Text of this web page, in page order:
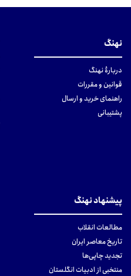
نهنگ
دربارهٔ نهنگ
قوانین و مقررات
راهنمای خرید و ارسال
پشتیبانی
پیشنهاد نهنگ
مطالعات انقلاب
تاریخ معاصر ایران
تجدید چاپی‌ها
منتخبی از ادبیات انگلستان